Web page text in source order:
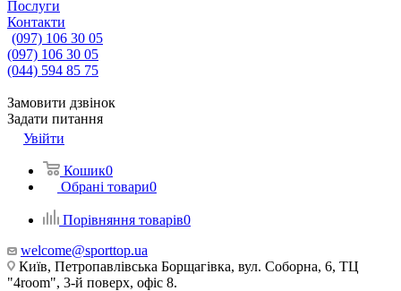
Послуги
Контакти
(097) 106 30 05
(097) 106 30 05
(044) 594 85 75
Замовити дзвінок
Задати питання
Увійти
Кошик0
Обрані товари0
Порівняння товарів0
welcome@sporttop.ua
Київ, Петропавлівська Борщагівка, вул. Соборна, 6, ТЦ
"4room", 3-й поверх, офіс 8.